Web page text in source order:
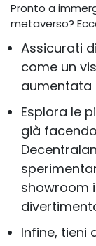
Pronto a
metaverso?
Assicurati
come un
aumentata
Esplora le
già
showroom
Infine, tieni